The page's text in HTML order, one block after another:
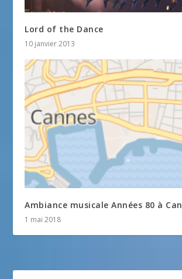
Lord of the Dance
10 janvier 2013
Ambiance musicale Années 80 à
1 mai 2018